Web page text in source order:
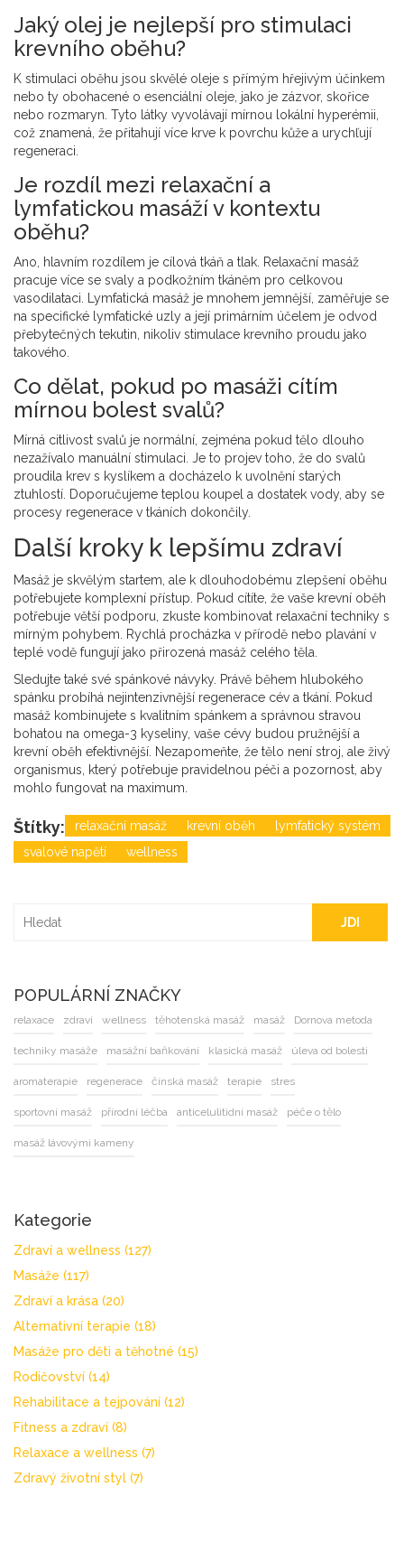
Jaký olej je nejlepší pro stimulaci
krevního oběhu?
K stimulaci oběhu jsou skvělé oleje s přímým hřejivým účinkem
nebo ty obohacené o esenciální oleje, jako je zázvor, skořice
nebo rozmaryn. Tyto látky vyvolávají mírnou lokální hyperémii,
což znamená, že přitahují více krve k povrchu kůže a urychľují
regeneraci.
Je rozdíl mezi relaxační a
lymfatickou masáží v kontextu
oběhu?
Ano, hlavním rozdílem je cílová tkáň a tlak. Relaxační masáž
pracuje více se svaly a podkožním tkáněm pro celkovou
vasodilataci. Lymfatická masáž je mnohem jemnější, zaměřuje se
na specifické lymfatické uzly a její primárním účelem je odvod
přebytečných tekutin, nikoliv stimulace krevního proudu jako
takového.
Co dělat, pokud po masáži cítím
mírnou bolest svalů?
Mírná citlivost svalů je normální, zejména pokud tělo dlouho
nezažívalo manuální stimulaci. Je to projev toho, že do svalů
proudila krev s kyslíkem a docházelo k uvolnění starých
ztuhlostí. Doporučujeme teplou koupel a dostatek vody, aby se
procesy regenerace v tkáních dokončily.
Další kroky k lepšímu zdraví
Masáž je skvělým startem, ale k dlouhodobému zlepšení oběhu
potřebujete komplexní přístup. Pokud cítíte, že vaše krevní oběh
potřebuje větší podporu, zkuste kombinovat relaxační techniky s
mírným pohybem. Rychlá procházka v přírodě nebo plavání v
teplé vodě fungují jako přirozená masáž celého těla.
Sledujte také své spánkové návyky. Právě během hlubokého
spánku probíhá nejintenzivnější regenerace cév a tkání. Pokud
masáž kombinujete s kvalitním spánkem a správnou stravou
bohatou na omega-3 kyseliny, vaše cévy budou pružnější a
krevní oběh efektivnější. Nezapomeňte, že tělo není stroj, ale živý
organismus, který potřebuje pravidelnou péči a pozornost, aby
mohlo fungovat na maximum.
Štítky: relaxační masáž krevní oběh
lymfatický systém
svalové napětí
wellness
JDI
POPULÁRNÍ ZNAČKY
relaxace zdraví wellness těhotenská masáž masáž Dornova metoda
techniky masáže masážní baňkování klasická masáž úleva od bolesti
aromaterapie regenerace čínská masáž terapie stres
sportovní masáž přírodní léčba anticelulitidní masáž péče o tělo
masáž lávovými kameny
Kategorie
Zdraví a wellness (127)
Masáže (117)
Zdraví a krása (20)
Alternativní terapie (18)
Masáže pro děti a těhotné (15)
Rodičovství (14)
Rehabilitace a tejpování (12)
Fitness a zdraví (8)
Relaxace a wellness (7)
Zdravý životní styl (7)